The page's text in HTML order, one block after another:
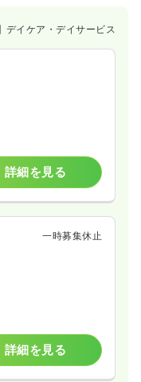
デイケア・デイサービス
詳細を見る
一時募集休止
詳細を見る